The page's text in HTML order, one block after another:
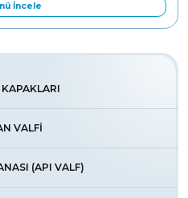
İncele
VALFİ
(API VALF)